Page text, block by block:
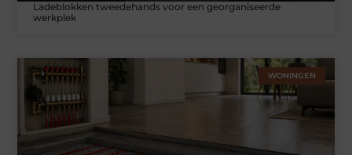
Ladeblokken tweedehands voor een georganiseerde
werkplek
WONINGEN